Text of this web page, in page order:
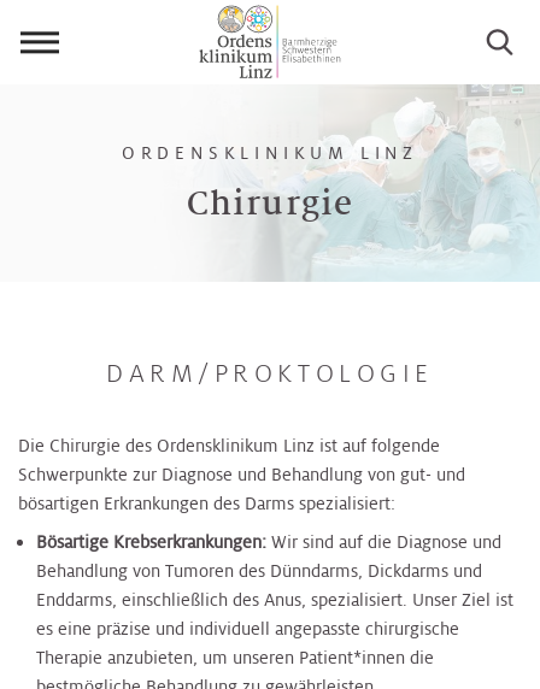
Chirurgie
ORDENSKLINIKUM LINZ
DARM/PROKTOLOGIE
Die Chirurgie des Ordensklinikum Linz ist auf folgende
Schwerpunkte zur Diagnose und Behandlung von gut- und
bösartigen Erkrankungen des Darms spezialisiert:
Bösartige Krebserkrankungen: Wir sind auf die Diagnose und
Behandlung von Tumoren des Dünndarms, Dickdarms und
Enddarms, einschließlich des Anus, spezialisiert. Unser Ziel ist
es eine präzise und individuell angepasste chirurgische
Therapie anzubieten, um unseren Patient*innen die